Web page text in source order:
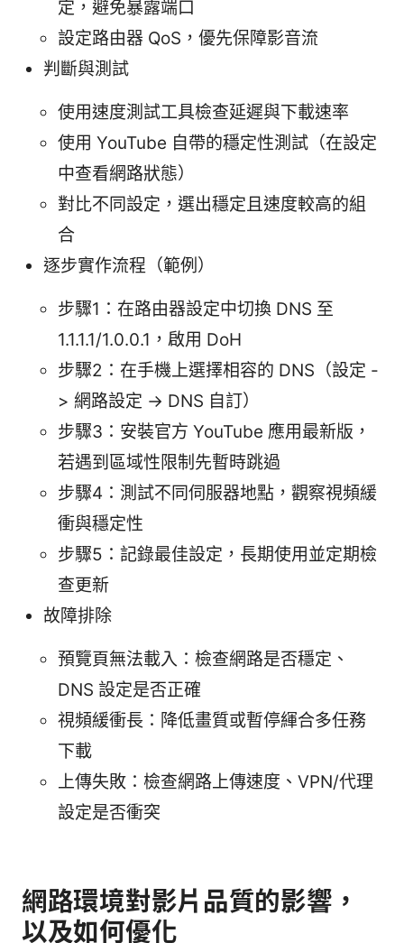
定，避免暴露端口
設定路由器 QoS，優先保障影音流
判斷與測試
使用速度測試工具檢查延遲與下載速率
使用 YouTube 自帶的穩定性測試（在設定
中查看網路狀態）
對比不同設定，選出穩定且速度較高的組
合
逐步實作流程（範例）
步驟1：在路由器設定中切換 DNS 至
1.1.1.1/1.0.0.1，啟用 DoH
步驟2：在手機上選擇相容的 DNS（設定 -
> 網路設定 -> DNS 自訂）
步驟3：安裝官方 YouTube 應用最新版，
若遇到區域性限制先暫時跳過
步驟4：測試不同伺服器地點，觀察視頻緩
衝與穩定性
步驟5：記錄最佳設定，長期使用並定期檢
查更新
故障排除
預覽頁無法載入：檢查網路是否穩定、
DNS 設定是否正確
視頻緩衝長：降低畫質或暫停緷合多任務
下載
上傳失敗：檢查網路上傳速度、VPN/代理
設定是否衝突
網路環境對影片品質的影響，
以及如何優化